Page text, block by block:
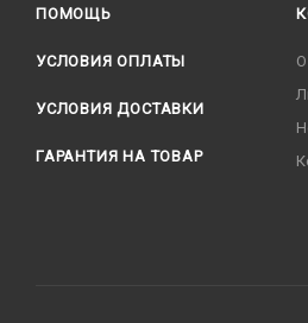
ПОМОЩЬ
УСЛОВИЯ ОПЛАТЫ
УСЛОВИЯ ДОСТАВКИ
ГАРАНТИЯ НА ТОВАР